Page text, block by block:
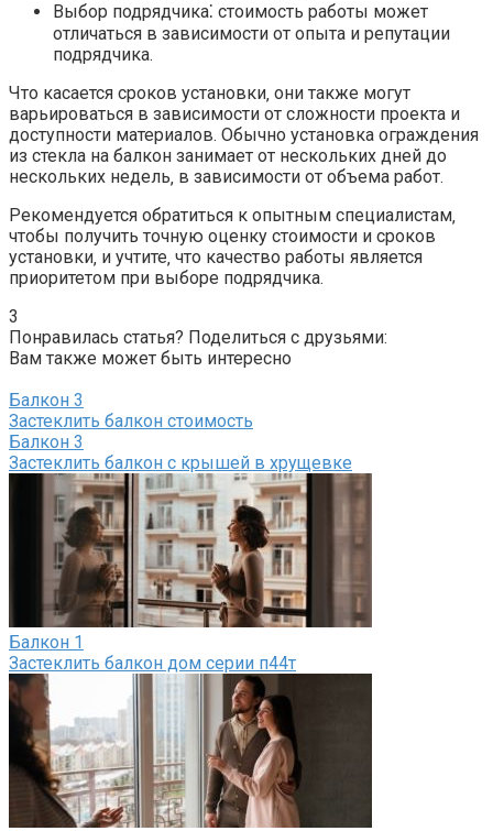
Выбор подрядчика⁚ стоимость работы может
отличаться в зависимости от опыта и репутации
подрядчика.​
Что касается сроков установки‚ они также могут
варьироваться в зависимости от сложности проекта и
доступности материалов.​ Обычно установка ограждения
из стекла на балкон занимает от нескольких дней до
нескольких недель‚ в зависимости от объема работ.
Рекомендуется обратиться к опытным специалистам‚
чтобы получить точную оценку стоимости и сроков
установки‚ и учтите‚ что качество работы является
приоритетом при выборе подрядчика.
3
Понравилась статья? Поделиться с друзьями:
Вам также может быть интересно
Балкон 3
Застеклить балкон стоимость
Балкон 3
Застеклить балкон с крышей в хрущевке
Балкон 1
Застеклить балкон дом серии п44т